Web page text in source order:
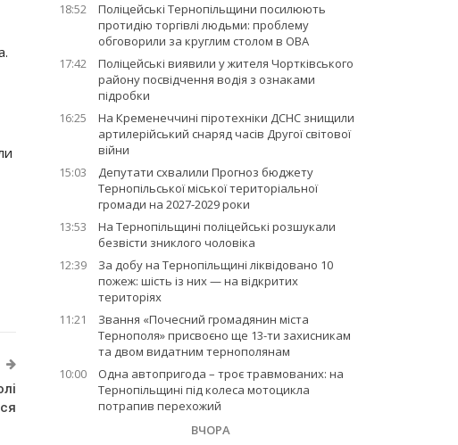
18:52
Поліцейські Тернопільщини посилюють
протидію торгівлі людьми: проблему
обговорили за круглим столом в ОВА
17:42
Поліцейські виявили у жителя Чортківського
району посвідчення водія з ознаками
підробки
16:25
На Кременеччині піротехніки ДСНС знищили
артилерійський снаряд часів Другої світової
війни
15:03
Депутати схвалили Прогноз бюджету
Тернопільської міської територіальної
громади на 2027-2029 роки
13:53
На Тернопільщині поліцейські розшукали
безвісти зниклого чоловіка
12:39
За добу на Тернопільщині ліквідовано 10
пожеж: шість із них — на відкритих
територіях
11:21
Звання «Почесний громадянин міста
Тернополя» присвоєно ще 13-ти захисникам
та двом видатним тернополянам
10:00
Одна автопригода – троє травмованих: на
Тернопільщині під колеса мотоцикла
потрапив перехожий
ВЧОРА